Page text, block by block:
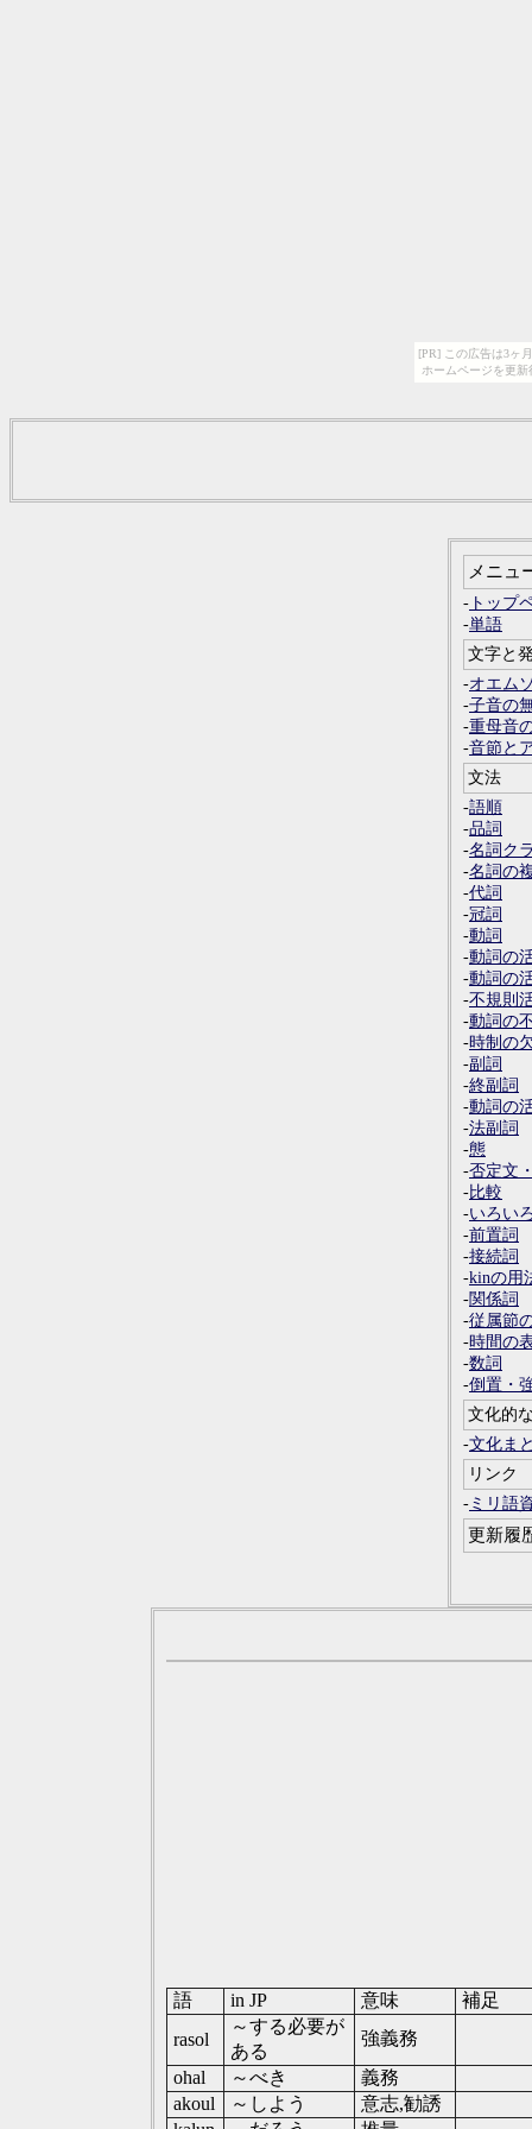
[PR] この広告は3ヶ
ホームページを更
メニュ
- トップ
-単語
文字と
-オエム
-子音の
-重母音
-音節と
文法
-語順
-品詞
-名詞ク
-名詞の
-代詞
-冠詞
-動詞
-動詞の
-動詞の
-不規則
-動詞の
-時制の
-副詞
-終副詞
-動詞の
-法副詞
-態
-否定文
-比較
-いろい
-前置詞
-接続詞
-kinの用
-関係詞
-従属節
-時間の
-数詞
-倒置・
文化的
-文化ま
リンク
- ミリ語
更新履
語 in JP 意味
補足
rasol
～する必要が
ある
強義務
ohal
～べき
義務
akoul
～しよう
意志,勧誘